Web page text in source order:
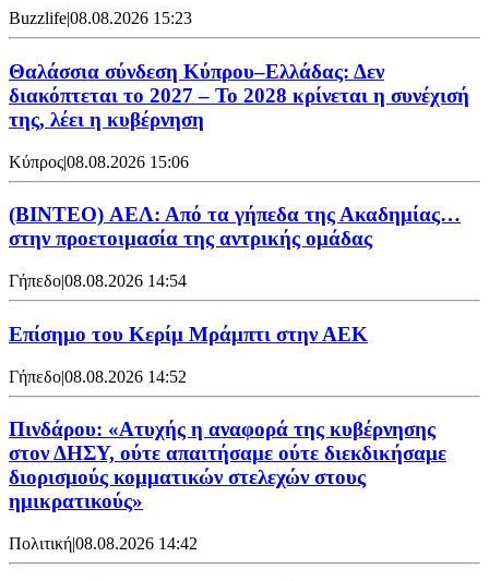
Buzzlife|08.08.2026 15:23
Θαλάσσια σύνδεση Κύπρου–Ελλάδας: Δεν
διακόπτεται το 2027 – Το 2028 κρίνεται η συνέχισή
της, λέει η κυβέρνηση
Κύπρος|08.08.2026 15:06
(BINTEO) ΑΕΛ: Από τα γήπεδα της Ακαδημίας…
στην προετοιμασία της αντρικής ομάδας
Γήπεδο|08.08.2026 14:54
Επίσημο του Κερίμ Μράμπτι στην ΑΕK
Γήπεδο|08.08.2026 14:52
Πινδάρου: «Ατυχής η αναφορά της κυβέρνησης
στον ΔΗΣΥ, ούτε απαιτήσαμε ούτε διεκδικήσαμε
διορισμούς κομματικών στελεχών στους
ημικρατικούς»
Πολιτική|08.08.2026 14:42